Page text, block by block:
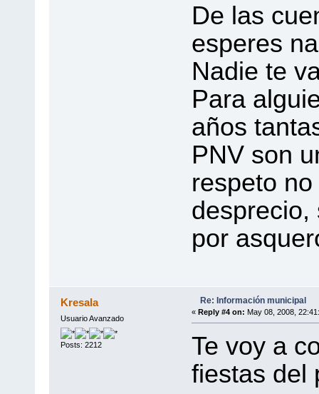
De las
esperes
Nadie te
Para
años
PNV son
respeto
desprecio,
por
Kresala
Usuario Avanzado
Posts: 2212
Re: Información municipal
« Reply #4 on: May 08, 2008,
Te voy a
fiestas del